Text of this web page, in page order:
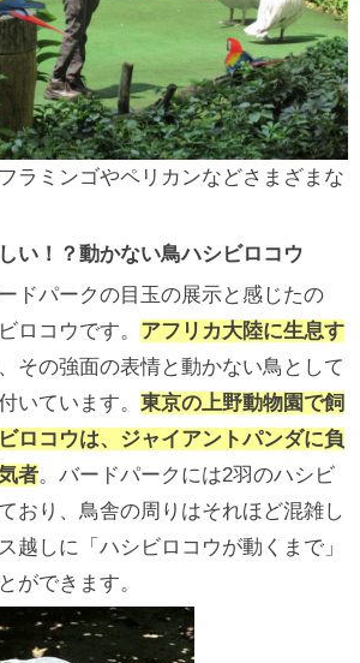
ラミンゴやペリカンなどさまざまな
い！？動かない鳥ハシビロコウ
ドパークの目玉の展示と感じたの
ロコウです。 アフリカ大陸に生息す
その強面の表情と動かない鳥として
いています。 東京の上野動物園で飼
ロコウは、ジャイアントパンダに負
者。バードパークには2羽のハシビ
おり、鳥舎の周りはそれほど混雑し
越しに「ハシビロコウが動くまで」
ができます。